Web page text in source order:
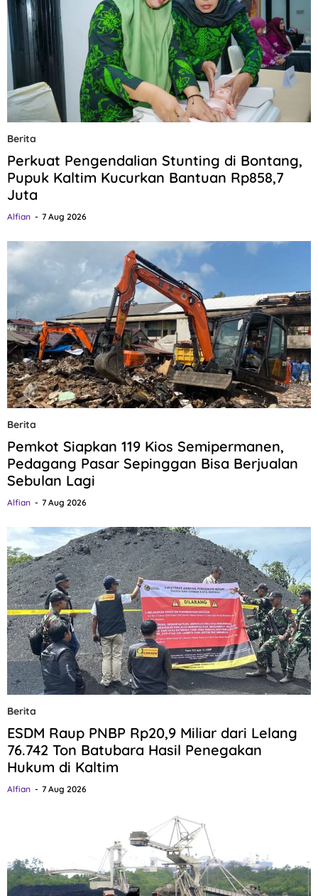
Berita
Perkuat Pengendalian Stunting di Bontang,
Pupuk Kaltim Kucurkan Bantuan Rp858,7
Juta
Alfian 7 Aug 2026
Berita
Pemkot Siapkan 119 Kios Semipermanen,
Pedagang Pasar Sepinggan Bisa Berjualan
Sebulan Lagi
Alfian 7 Aug 2026
Berita
ESDM Raup PNBP Rp20,9 Miliar dari Lelang
76.742 Ton Batubara Hasil Penegakan
Hukum di Kaltim
Alfian 7 Aug 2026